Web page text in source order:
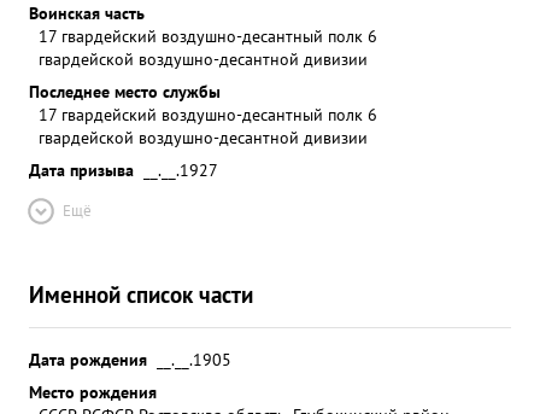
Воинская часть
17 гвардейский воздушно-десантный полк 6
гвардейской воздушно-десантной дивизии
Последнее место службы
17 гвардейский воздушно-десантный полк 6
гвардейской воздушно-десантной дивизии
Дата призыва
__.__.1927
Ещё
Именной список части
Дата рождения
__.__.1905
Место рождения